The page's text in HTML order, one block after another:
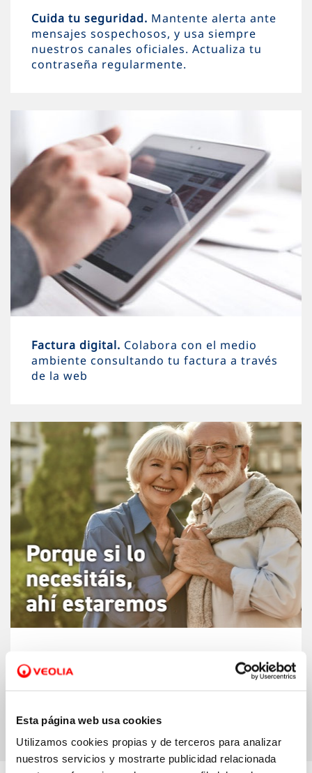
Esta página web usa cookies
Utilizamos cookies propias y de terceros para analizar
nuestros servicios y mostrarte publicidad relacionada
Cuida tu seguridad. Mantente alerta ante
mensajes sospechosos, y usa siempre
nuestros canales oficiales. Actualiza tu
contraseña regularmente.
Factura digital. Colabora con el medio
ambiente consultando tu factura a través
de la web
socialmente comprometidos con las
personas mayores de 65